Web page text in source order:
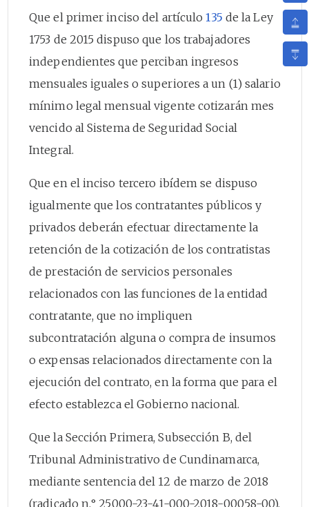
Que el primer inciso del artículo135 de la Ley
1753 de 2015 dispuso que los trabajadores
independientes que perciban ingresos
mensuales iguales o superiores a un (1) salario
mínimo legal mensual vigente cotizarán mes
vencido al Sistema de Seguridad Social
Integral.
Que en el inciso tercero ibídem se dispuso
igualmente que los contratantes públicos y
privados deberán efectuar directamente la
retención de la cotización de los contratistas
de prestación de servicios personales
relacionados con las funciones de la entidad
contratante, que no impliquen
subcontratación alguna o compra de insumos
o expensas relacionados directamente con la
ejecución del contrato, en la forma que para el
efecto establezca el Gobierno nacional.
Que la Sección Primera, Subsección B, del
Tribunal Administrativo de Cundinamarca,
mediante sentencia del 12 de marzo de 2018
(radicado n.° 25000-23-41-000-2018-00058-00),